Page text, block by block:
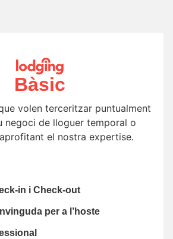
Bàsic
volen terceritzar puntualment
negoci de lloguer temporal o
el nostra expertise.
in i Check-out
per a l’hoste